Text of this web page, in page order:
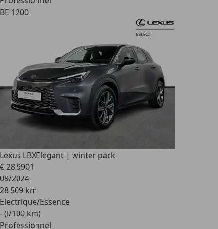
BE 1200
Lexus LBXElegant | winter pack
€ 28 9901
09/2024
28 509 km
Electrique/Essence
- (l/100 km)
Professionnel